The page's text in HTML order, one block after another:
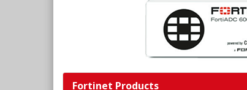
Fortinet Products